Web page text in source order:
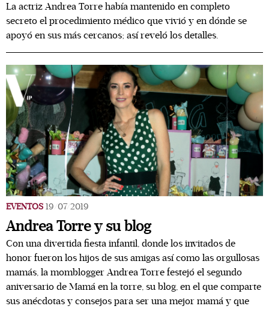
La actriz Andrea Torre había mantenido en completo
secreto el procedimiento médico que vivió y en dónde se
apoyó en sus más cercanos; así reveló los detalles.
EVENTOS 19/07/2019
Andrea Torre y su blog
Con una divertida fiesta infantil, donde los invitados de
honor fueron los hijos de sus amigas así como las orgullosas
mamás, la momblogger Andrea Torre festejó el segundo
aniversario de Mamá en la torre, su blog, en el que comparte
sus anécdotas y consejos para ser una mejor mamá y que